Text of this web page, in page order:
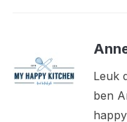
Leuk
ben